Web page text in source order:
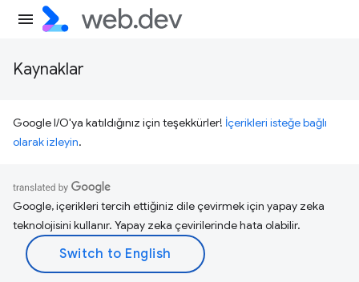
Kaynaklar
Google I/O'ya katıldığınız için teşekkürler! İçerikleri isteğe bağlı
olarak izleyin.
Google, içerikleri tercih ettiğiniz dile çevirmek için yapay zeka
teknolojisini kullanır. Yapay zeka çevirilerinde hata olabilir.